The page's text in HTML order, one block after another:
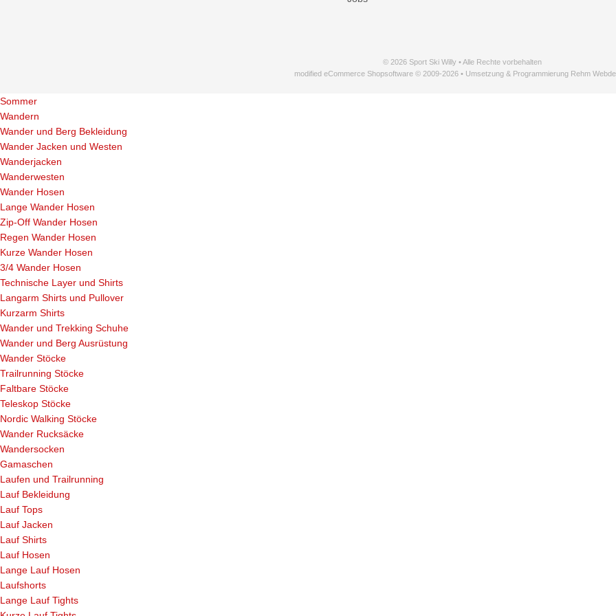
© 2026 Sport Ski Willy • Alle Rechte vorbehalten
modified eCommerce Shopsoftware © 2009-2026 • Umsetzung & Programmierung Rehm
Sommer
Wandern
Wander und Berg Bekleidung
Wander Jacken und Westen
Wanderjacken
Wanderwesten
Wander Hosen
Lange Wander Hosen
Zip-Off Wander Hosen
Regen Wander Hosen
Kurze Wander Hosen
3/4 Wander Hosen
Technische Layer und Shirts
Langarm Shirts und Pullover
Kurzarm Shirts
Wander und Trekking Schuhe
Wander und Berg Ausrüstung
Wander Stöcke
Trailrunning Stöcke
Faltbare Stöcke
Teleskop Stöcke
Nordic Walking Stöcke
Wander Rucksäcke
Wandersocken
Gamaschen
Laufen und Trailrunning
Lauf Bekleidung
Lauf Tops
Lauf Jacken
Lauf Shirts
Lauf Hosen
Lange Lauf Hosen
Laufshorts
Lange Lauf Tights